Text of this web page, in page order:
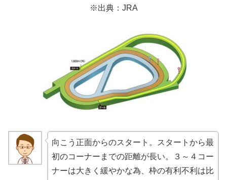
※出典：JRA
向こう正面からのスタート。スタートから最
初のコーナーまでの距離が長い。３～４コー
ナーは大きく緩やかな為、枠の有利不利は比